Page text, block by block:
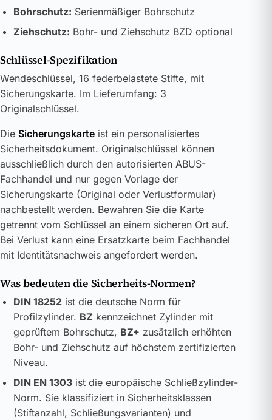
Bohrschutz: Serienmäßiger Bohrschutz
Ziehschutz: Bohr- und Ziehschutz BZD optional
Schlüssel-Spezifikation
Wendeschlüssel, 16 federbelastete Stifte, mit
Sicherungskarte. Im Lieferumfang: 3
Originalschlüssel.
Die Sicherungskarte ist ein personalisiertes
Sicherheitsdokument. Originalschlüssel können
ausschließlich durch den autorisierten ABUS-
Fachhandel und nur gegen Vorlage der
Sicherungskarte (Original oder Verlustformular)
nachbestellt werden. Bewahren Sie die Karte
getrennt vom Schlüssel an einem sicheren Ort auf.
Bei Verlust kann eine Ersatzkarte beim Fachhandel
mit Identitätsnachweis angefordert werden.
Was bedeuten die Sicherheits-Normen?
DIN 18252ist die deutsche Norm für
Profilzylinder. BZ kennzeichnet Zylinder mit
geprüftem Bohrschutz, BZ+ zusätzlich erhöhten
Bohr- und Ziehschutz auf höchstem zertifizierten
Niveau.
DIN EN 1303ist die europäische Schließzylinder-
Norm. Sie klassifiziert in Sicherheitsklassen
(Stiftanzahl, Schließungsvarianten) und